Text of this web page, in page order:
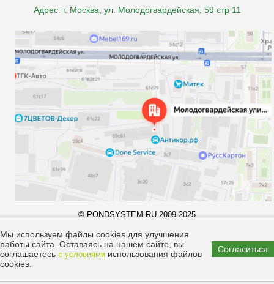
Адрес: г. Москва, ул. Молодогвардейская, 59 стр 11
© PONDSYSTEM.RU 2009-2025
материалов запрещено законом.
Мы используем файлы cookies для улучшения
работы сайта. Оставаясь на нашем сайте, вы
соглашаетесь с условиями использования файлов
cookies.
Согласиться